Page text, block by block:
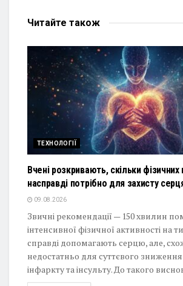
Читайте також
ТЕХНОЛОГІЇ
Вчені розкривають, скільки фізичних
насправді потрібно для захисту
09.08.2026
Звичні рекомендації — 150 хвилин
інтенсивної фізичної активності на
справді допомагають серцю, але,
недостатньо для суттєвого
інфаркту та інсульту. До такого